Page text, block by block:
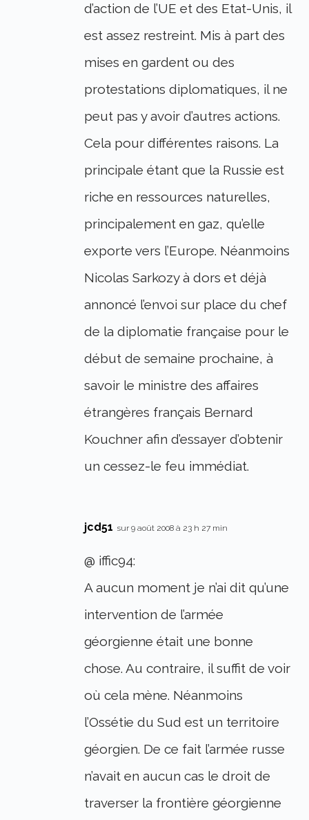
d’action de l’UE et des Etat-Unis, il
est assez restreint. Mis à part des
mises en gardent ou des
protestations diplomatiques, il ne
peut pas y avoir d’autres actions.
Cela pour différentes raisons. La
principale étant que la Russie est
riche en ressources naturelles,
principalement en gaz, qu’elle
exporte vers l’Europe. Néanmoins
Nicolas Sarkozy à dors et déjà
annoncé l’envoi sur place du chef
de la diplomatie française pour le
début de semaine prochaine, à
savoir le ministre des affaires
étrangères français Bernard
Kouchner afin d’essayer d’obtenir
un cessez-le feu immédiat.
jcd51 sur 9 août 2008 à 23 h 27 min
@ iffic94:
A aucun moment je n’ai dit qu’une
intervention de l’armée
géorgienne était une bonne
chose. Au contraire, il suffit de voir
où cela mène. Néanmoins
l’Ossétie du Sud est un territoire
géorgien. De ce fait l’armée russe
n’avait en aucun cas le droit de
traverser la frontière géorgienne